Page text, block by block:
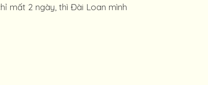
mất 2 ngày, thì Đài Loan mình